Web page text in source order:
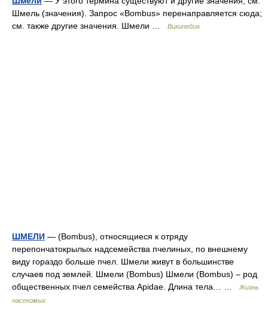
Шмель (значения). Запрос «Bombus» перенаправляется сюда;
см. также другие значения. Шмели …
Википедия
ШМЕЛИ — (Bombus), относящиеся к отряду
перепончатокрылых надсемейства пчелиных, по внешнему
виду гораздо больше пчел. Шмели живут в большинстве
случаев под землей. Шмели (Bombus) Шмели (Bombus) – род
общественных пчел семейства Apidae. Длина тела… …
Жизнь
насекомых